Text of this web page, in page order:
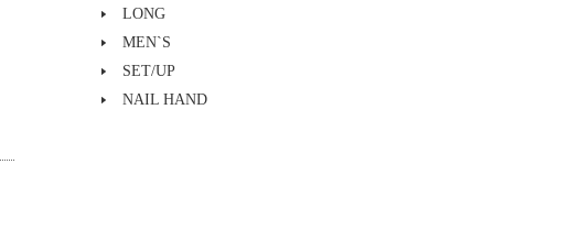
LONG
MEN`S
SET/UP
NAIL HAND